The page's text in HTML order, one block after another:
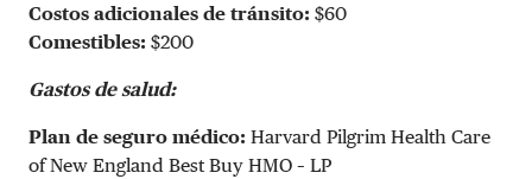
Costos adicionales de tránsito: $60
Comestibles: $200
Gastos de salud:
Plan de seguro médico: Harvard Pilgrim Health Care
of New England Best Buy HMO – LP